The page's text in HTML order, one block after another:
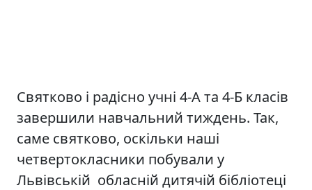
Святково і радісно учні 4-А та 4-Б класів
завершили навчальний тиждень. Так,
саме святково, оскільки наші
четвертокласники побували у
Львівській обласній дитячій бібліотеці